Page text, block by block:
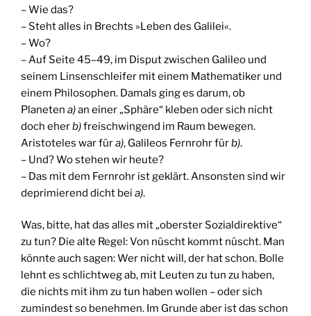
– Wie das?
– Steht alles in Brechts »Leben des Galilei«.
– Wo?
– Auf Seite 45–49, im Disput zwischen Galileo und
seinem Linsenschleifer mit einem Mathematiker und
einem Philosophen. Damals ging es darum, ob
Planeten a)an einer „Sphäre“ kleben oder sich nicht
doch eherb)freischwingend im Raum bewegen.
Aristoteles war füra), Galileos Fernrohr fürb).
– Und? Wo stehen wir heute?
– Das mit dem Fernrohr ist geklärt. Ansonsten sind wir
deprimierend dicht bei a).
Was, bitte, hat das alles mit „oberster Sozialdirektive“
zu tun? Die alte Regel: Von nüscht kommt nüscht. Man
könnte auch sagen: Wer nicht will, der hat schon. Bolle
lehnt es schlichtweg ab, mit Leuten zu tun zu haben,
die nichts mit ihm zu tun haben wollen – oder sich
zumindest so benehmen. Im Grunde aber ist das schon